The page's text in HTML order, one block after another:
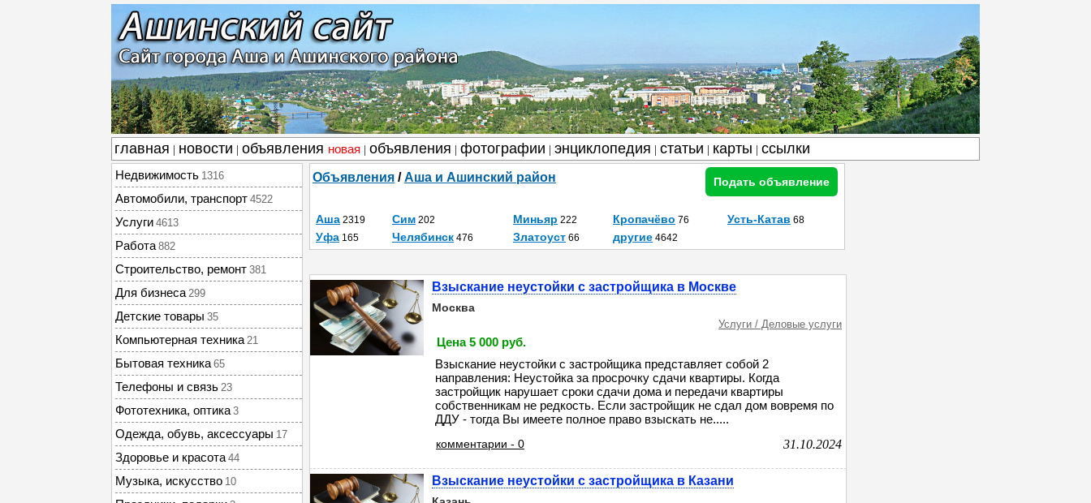
главная новости объявления новая объявления фотографии энциклопедия статьи карты ссылки
Недвижимость 1316
Автомобили, транспорт 4522
Услуги 4613
Работа 882
Строительство, ремонт 381
Для бизнеса 299
Детские товары 35
Компьютерная техника 21
Бытовая техника 65
Телефоны и связь 23
Фототехника, оптика 3
Одежда, обувь, аксессуары 17
Здоровье и красота 44
Музыка, искусство 10
Объявления /Аша и Ашинский район Подать объявление
Аша 2319 Сим 202 Миньяр 222 Кропачёво 76 Усть-Катав 68
Уфа 165 Челябинск 476 Златоуст 66 другие 4642
Взыскание неустойки с застройщика в Москве
Москва
Услуги / Деловые услуги
Цена 5 000 руб.
Взыскание неустойки с застройщика представляет собой 2
направления: Неустойка за просрочку сдачи квартиры. Когда
застройщик нарушает сроки сдачи дома и передачи квартиры
собственникам не редкость. Если застройщик не сдал дом вовремя по
ДДУ - тогда Вы имеете полное право взыскать не.....
комментарии - 0 31.10.2024
Взыскание неустойки с застройщика в Казани